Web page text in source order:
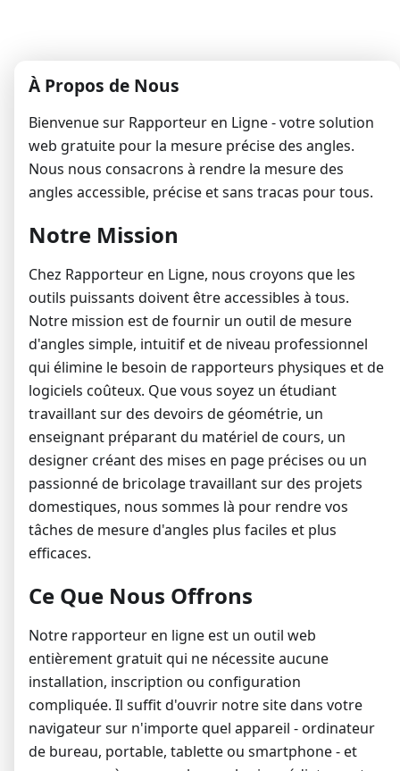
À Propos de Nous
Bienvenue sur Rapporteur en Ligne - votre solution
web gratuite pour la mesure précise des angles.
Nous nous consacrons à rendre la mesure des
angles accessible, précise et sans tracas pour tous.
Notre Mission
Chez Rapporteur en Ligne, nous croyons que les
outils puissants doivent être accessibles à tous.
Notre mission est de fournir un outil de mesure
d'angles simple, intuitif et de niveau professionnel
qui élimine le besoin de rapporteurs physiques et de
logiciels coûteux. Que vous soyez un étudiant
travaillant sur des devoirs de géométrie, un
enseignant préparant du matériel de cours, un
designer créant des mises en page précises ou un
passionné de bricolage travaillant sur des projets
domestiques, nous sommes là pour rendre vos
tâches de mesure d'angles plus faciles et plus
efficaces.
Ce Que Nous Offrons
Notre rapporteur en ligne est un outil web
entièrement gratuit qui ne nécessite aucune
installation, inscription ou configuration
compliquée. Il suffit d'ouvrir notre site dans votre
navigateur sur n'importe quel appareil - ordinateur
de bureau, portable, tablette ou smartphone - et